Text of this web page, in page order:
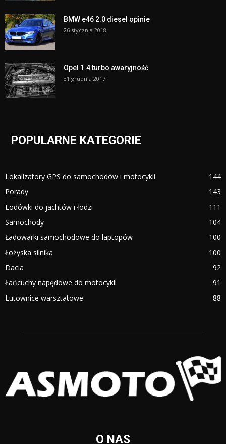
BMW e46 2.0 diesel opinie
26 stycznia 2018
Opel 1.4 turbo awaryjność
31 grudnia 2017
POPULARNE KATEGORIE
Lokalizatory GPS do samochodów i motocykli
144
Porady
143
Lodówki do jachtów i łodzi
111
Samochody
104
Ładowarki samochodowe do laptopów
100
Łożyska silnika
100
Dacia
92
Łańcuchy napędowe do motocykli
91
Lutownice warsztatowe
88
O NAS